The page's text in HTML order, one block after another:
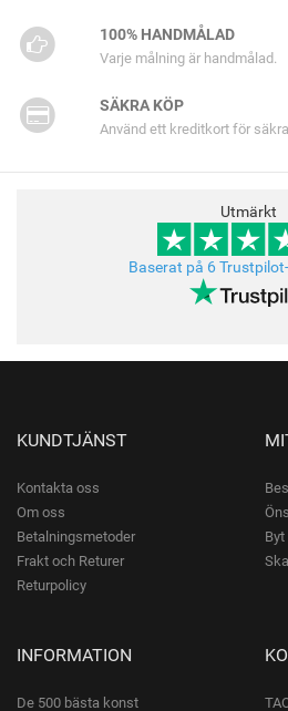
100% HANDMÅLAD
Varje målning är handmålad.
SÄKRA KÖP
Använd ett kreditkort för
Utmärkt
Baserat på 6
KUNDTJÄNST
Kontakta oss
Om oss
Betalningsmetoder
Frakt och Returer
Returpolicy
Byt
INFORMATION
De 500 bästa konst